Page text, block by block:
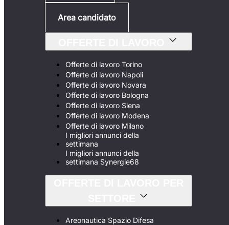
Area candidato
Offerte di lavoro Torino
Offerte di lavoro Napoli
Offerte di lavoro Novara
Offerte di lavoro Bologna
Offerte di lavoro Siena
Offerte di lavoro Modena
Offerte di lavoro Milano
I migliori annunci della
settimana
I migliori annunci della
settimana Synergie68
Areonautica Spazio Difesa